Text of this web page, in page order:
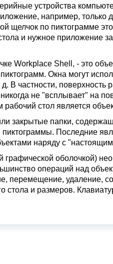
устройства
например, только
щелчок по пиктограмме
и нужное приложение
Workplace Shell, - это
Окна могут
В частности, поверхность
не "всплывает" на
стол является
закрытые папки,
Последние
наряду с
графической оболочкой)
операций над
перемещение, удаление,
стола и размеров.